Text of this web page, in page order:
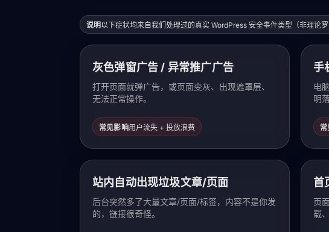
说明以下症状均来自我们处理过的真实 WordPress 安全事件类型（非理论
灰色弹窗广告 / 异常推广广告
打开页面就弹广告，或页面变灰、出现遮罩层、
无法正常操作。
常见影响用户流失 + 投放浪费
手
电
明
站内自动出现垃圾文章/页面
后台突然多了大量文章/页面/标签，内容不是你发
的，链接很奇怪。
首
页
载